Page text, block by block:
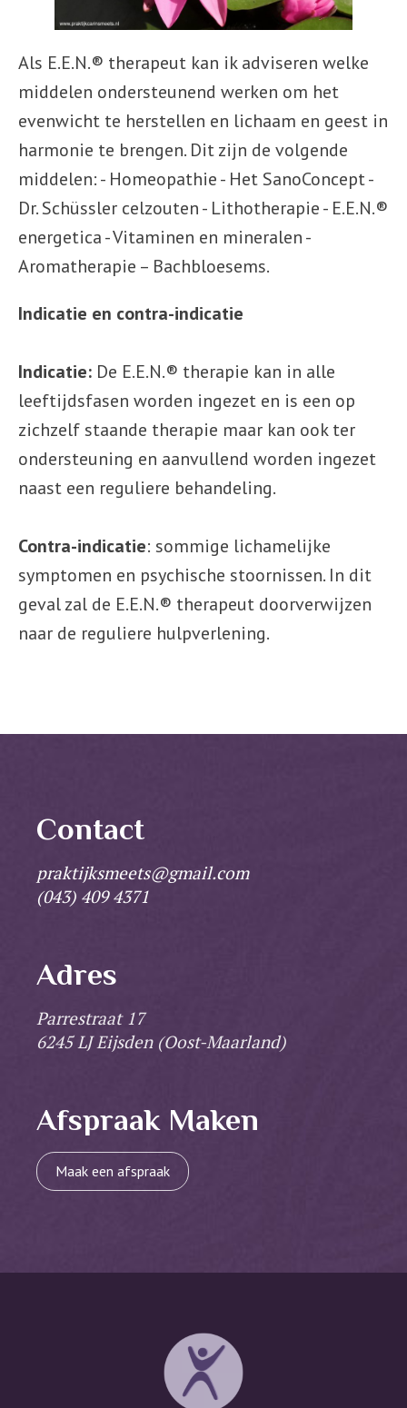
Als E.E.N.® therapeut kan ik adviseren welke
middelen ondersteunend werken om het
evenwicht te herstellen en lichaam en geest in
harmonie te brengen. Dit zijn de volgende
middelen: - Homeopathie - Het SanoConcept -
Dr. Schüssler celzouten - Lithotherapie - E.E.N.®
energetica - Vitaminen en mineralen -
Aromatherapie – Bachbloesems.
Indicatie en contra-indicatie
Indicatie: De E.E.N.® therapie kan in alle
leeftijdsfasen worden ingezet en is een op
zichzelf staande therapie maar kan ook ter
ondersteuning en aanvullend worden ingezet
naast een reguliere behandeling.
Contra-indicatie: sommige lichamelijke
symptomen en psychische stoornissen. In dit
geval zal de E.E.N.® therapeut doorverwijzen
naar de reguliere hulpverlening.
Contact
praktijksmeets@gmail.com
(043) 409 4371
Adres
Parrestraat 17
6245 LJ Eijsden (Oost-Maarland)
Afspraak Maken
Maak een afspraak